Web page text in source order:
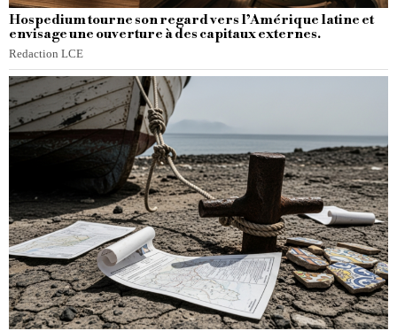
Hospedium tourne son regard vers l’Amérique latine et
envisage une ouverture à des capitaux externes.
Redaction LCE